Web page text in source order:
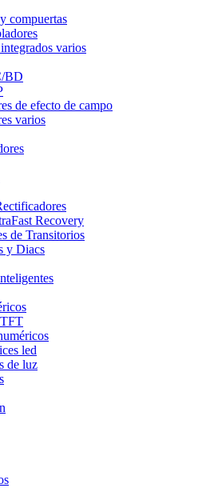
compuertas
varios
BD
de efecto de campo
varios
Recovery
de Transitorios
y Diacs
led
de luz